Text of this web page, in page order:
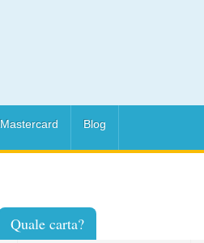
Mastercard Blog
Quale carta?